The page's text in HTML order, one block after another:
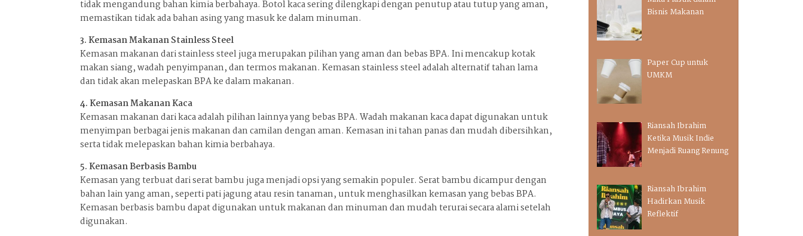
tidak mengandung bahan kimia berbahaya. Botol kaca sering dilengkapi dengan penutup atau tutup yang aman,
memastikan tidak ada bahan asing yang masuk ke dalam minuman.
3. Kemasan Makanan Stainless Steel
Kemasan makanan dari stainless steel juga merupakan pilihan yang aman dan bebas BPA. Ini mencakup kotak
makan siang, wadah penyimpanan, dan termos makanan. Kemasan stainless steel adalah alternatif tahan lama
dan tidak akan melepaskan BPA ke dalam makanan.
4. Kemasan Makanan Kaca
Kemasan makanan dari kaca adalah pilihan lainnya yang bebas BPA. Wadah makanan kaca dapat digunakan untuk
menyimpan berbagai jenis makanan dan camilan dengan aman. Kemasan ini tahan panas dan mudah dibersihkan,
serta tidak melepaskan bahan kimia berbahaya.
5. Kemasan Berbasis Bambu
Kemasan yang terbuat dari serat bambu juga menjadi opsi yang semakin populer. Serat bambu dicampur dengan
bahan lain yang aman, seperti pati jagung atau resin tanaman, untuk menghasilkan kemasan yang bebas BPA.
Kemasan berbasis bambu dapat digunakan untuk makanan dan minuman dan mudah terurai secara alami setelah
digunakan.
Bisnis Makanan
Paper Cup untuk
UMKM
Riansah Ibrahim
Ketika Musik Indie
Menjadi Ruang Renung
Riansah Ibrahim
Hadirkan Musik
Reflektif